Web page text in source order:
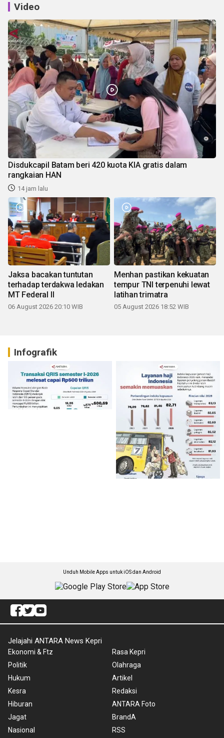
Video
Disdukcapil Batam beri 420 kuota KIA gratis dalam
rangkaian HAN
14 jam lalu
Jaksa bacakan tuntutan
terhadap terdakwa ledakan
MT Federal II
06 August 2026 20:10 WIB
Menhan pastikan kekuatan
tempur TNI terpenuhi lewat
latihan trimatra
05 August 2026 18:52 WIB
Infografik
Unduh Mobile Apps untuk iOS dan Android
Jelajahi ANTARA News Kepri
Ekonomi & Ftz
Politik
Hukum
Kesra
Hiburan
Jagat
Nasional
Rasa Kepri
Olahraga
Artikel
Redaksi
ANTARA Foto
BrandA
RSS